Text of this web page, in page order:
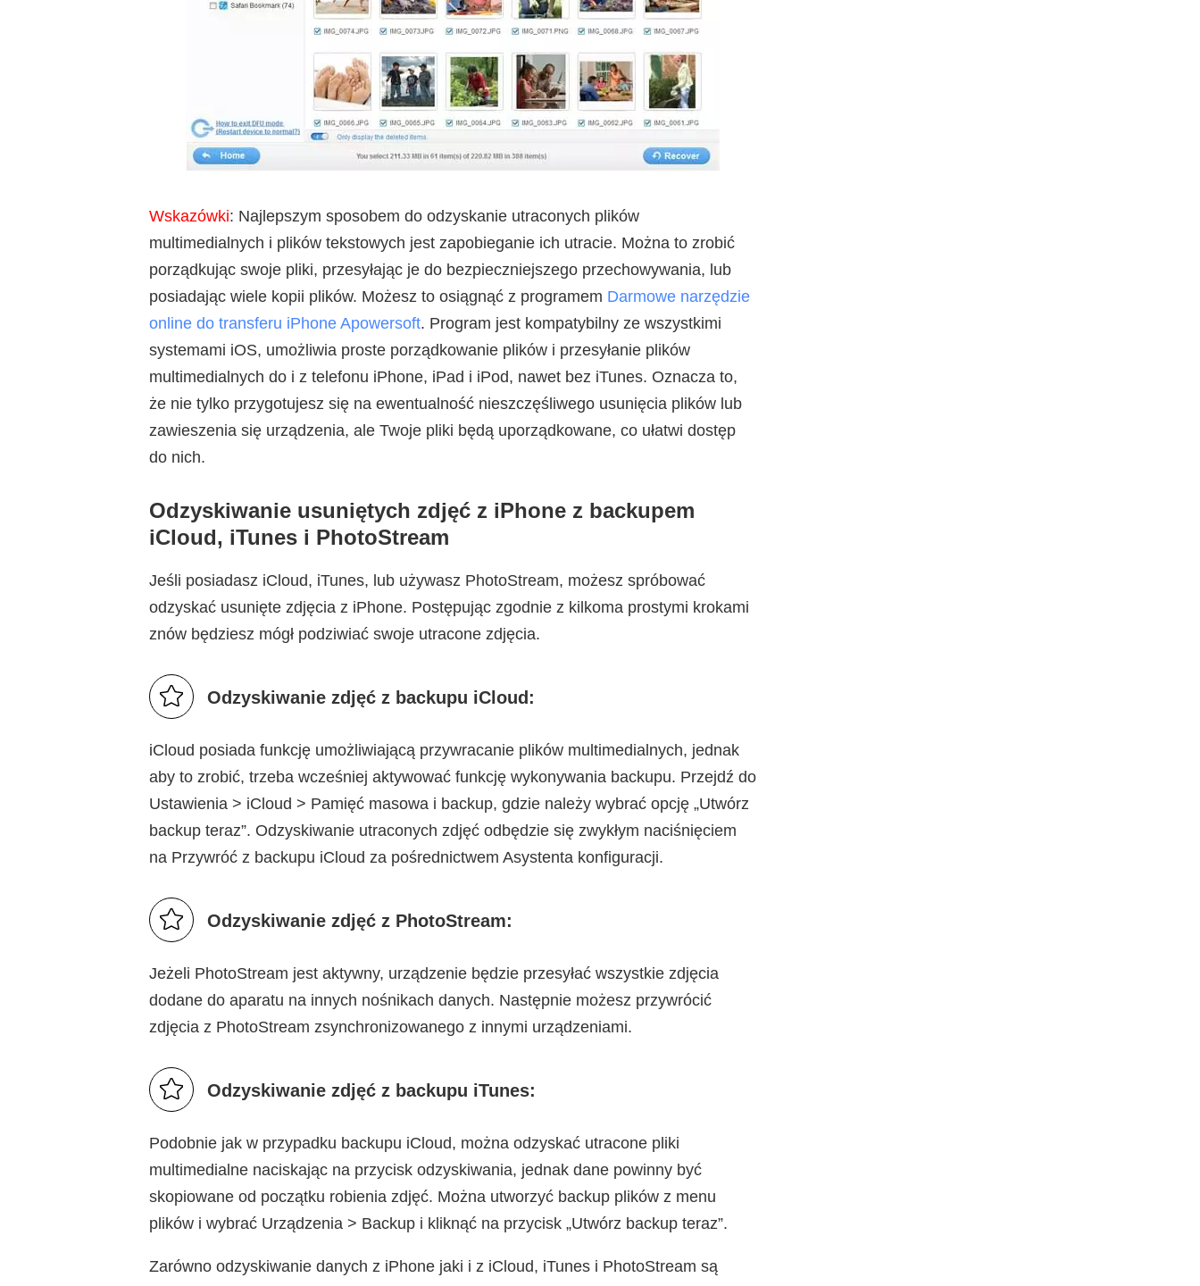
Wskazówki: Najlepszym sposobem do odzyskanie utraconych plików
multimedialnych i plików tekstowych jest zapobieganie ich utracie. Można to zrobić
porządkując swoje pliki, przesyłając je do bezpieczniejszego przechowywania, lub
posiadając wiele kopii plików. Możesz to osiągnąć z programem Darmowe narzędzie
online do transferu iPhone Apowersoft. Program jest kompatybilny ze wszystkimi
systemami iOS, umożliwia proste porządkowanie plików i przesyłanie plików
multimedialnych do i z telefonu iPhone, iPad i iPod, nawet bez iTunes. Oznacza to,
że nie tylko przygotujesz się na ewentualność nieszczęśliwego usunięcia plików lub
zawieszenia się urządzenia, ale Twoje pliki będą uporządkowane, co ułatwi dostęp
do nich.
Odzyskiwanie usuniętych zdjęć z iPhone z backupem
iCloud, iTunes i PhotoStream
Jeśli posiadasz iCloud, iTunes, lub używasz PhotoStream, możesz spróbować
odzyskać usunięte zdjęcia z iPhone. Postępując zgodnie z kilkoma prostymi krokami
znów będziesz mógł podziwiać swoje utracone zdjęcia.
Odzyskiwanie zdjęć z backupu iCloud:
iCloud posiada funkcję umożliwiającą przywracanie plików multimedialnych, jednak
aby to zrobić, trzeba wcześniej aktywować funkcję wykonywania backupu. Przejdź do
Ustawienia > iCloud > Pamięć masowa i backup, gdzie należy wybrać opcję „Utwórz
backup teraz”. Odzyskiwanie utraconych zdjęć odbędzie się zwykłym naciśnięciem
na Przywróć z backupu iCloud za pośrednictwem Asystenta konfiguracji.
Odzyskiwanie zdjęć z PhotoStream:
Jeżeli PhotoStream jest aktywny, urządzenie będzie przesyłać wszystkie zdjęcia
dodane do aparatu na innych nośnikach danych. Następnie możesz przywrócić
zdjęcia z PhotoStream zsynchronizowanego z innymi urządzeniami.
Odzyskiwanie zdjęć z backupu iTunes:
Podobnie jak w przypadku backupu iCloud, można odzyskać utracone pliki
multimedialne naciskając na przycisk odzyskiwania, jednak dane powinny być
skopiowane od początku robienia zdjęć. Można utworzyć backup plików z menu
plików i wybrać Urządzenia > Backup i kliknąć na przycisk „Utwórz backup teraz”.
Zarówno odzyskiwanie danych z iPhone jaki i z iCloud, iTunes i PhotoStream są